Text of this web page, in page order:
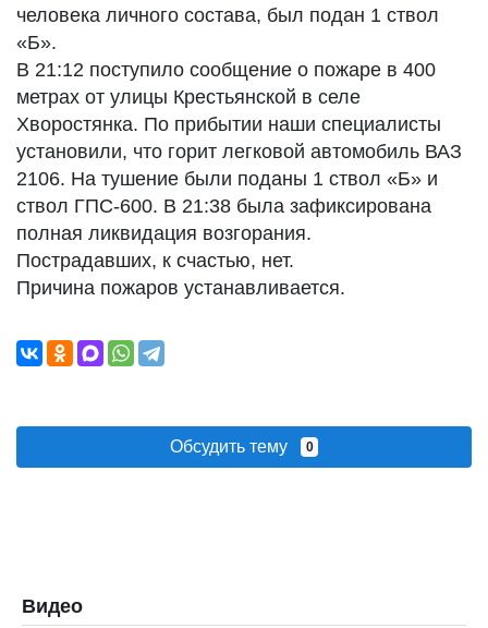
человека личного состава, был подан 1 ствол
«Б».
В 21:12 поступило сообщение о пожаре в 400
метрах от улицы Крестьянской в селе
Хворостянка. По прибытии наши специалисты
установили, что горит легковой автомобиль ВАЗ
2106. На тушение были поданы 1 ствол «Б» и
ствол ГПС-600. В 21:38 была зафиксирована
полная ликвидация возгорания.
Пострадавших, к счастью, нет.
Причина пожаров устанавливается.
Обсудить тему 0
Видео